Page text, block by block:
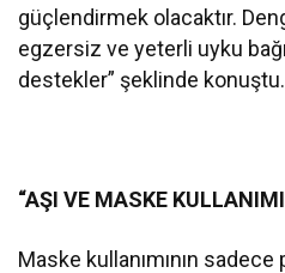
güçlendirmek olacaktır.
egzersiz ve yeterli uyku
destekler” şeklinde konuştu.
“AŞI VE MASKE
Maske kullanımının